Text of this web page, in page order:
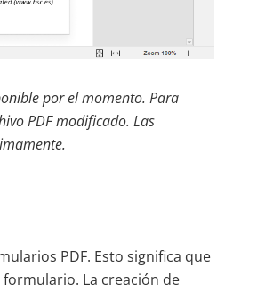
por el momento. Para
PDF modificado. Las
PDF. Esto significa que
La creación de